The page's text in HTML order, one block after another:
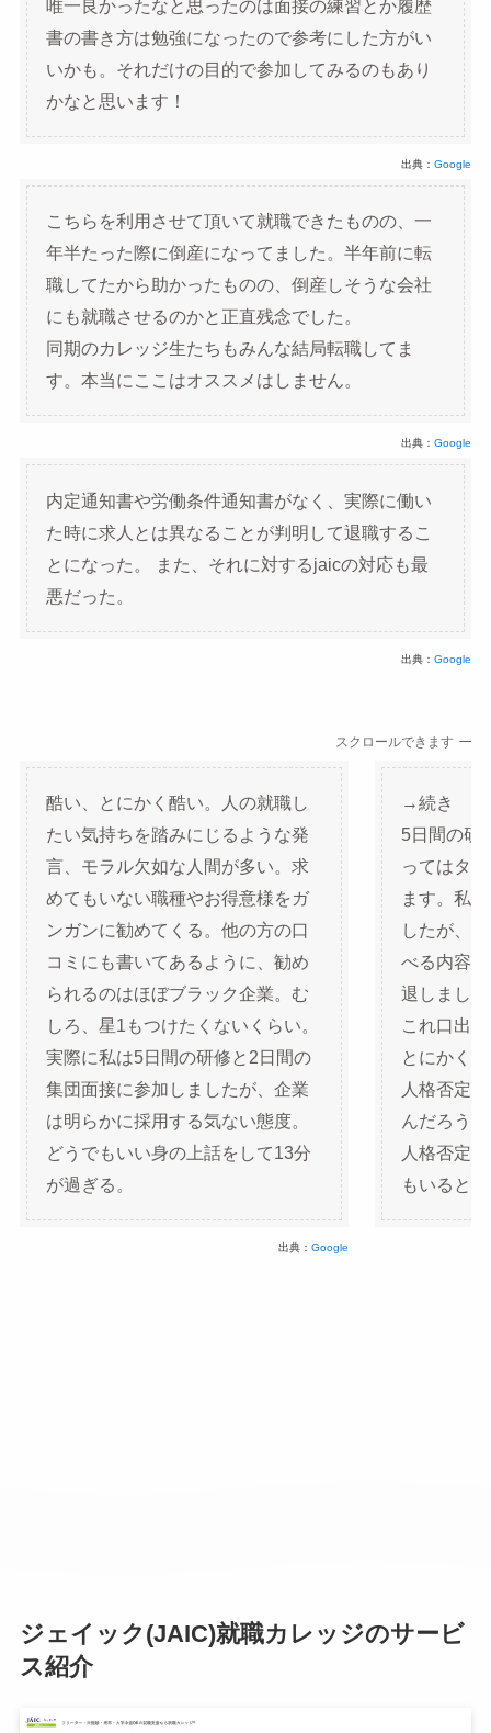
唯一良かったなと思ったのは面接の練習とか履歴
書の書き方は勉強になったので参考にした方がい
いかも。それだけの目的で参加してみるのもあり
かなと思います！
出典：Google
こちらを利用させて頂いて就職できたものの、一
年半たった際に倒産になってました。半年前に転
職してたから助かったものの、倒産しそうな会社
にも就職させるのかと正直残念でした。
同期のカレッジ生たちもみんな結局転職してま
す。本当にここはオススメはしません。
出典：Google
内定通知書や労働条件通知書がなく、実際に働い
た時に求人とは異なることが判明して退職するこ
とになった。 また、それに対するjaicの対応も最
悪だった。
出典：Google
スクロールできます
酷い、とにかく酷い。人の就職し
たい気持ちを踏みにじるような発
言、モラル欠如な人間が多い。求
めてもいない職種やお得意様をガ
ンガンに勧めてくる。他の方の口
コミにも書いてあるように、勧め
られるのはほぼブラック企業。む
しろ、星1もつけたくないくらい。
実際に私は5日間の研修と2日間の
集団面接に参加しましたが、企業
は明らかに採用する気ない態度。
どうでもいい身の上話をして13分
が過ぎる。
出典： Google
→続き
5日間の研
ってはタ
ます。私
したが、
べる内容
退しまし
これ口出
とにかく
人格否定
んだろう
人格否定
もいると
ジェイック(JAIC)就職カレッジのサービ
ス紹介